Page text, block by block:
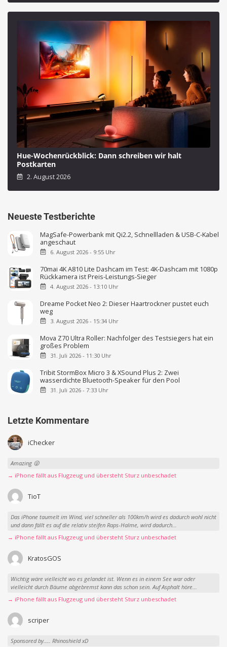
Hue-Wochenrückblick: Dann schreiben wir halt
Postkarten
2. August 2026
Neueste Testberichte
MagSafe-Powerbank mit Qi2.2, Schnellladen & USB-C-Kabel
angeschaut
6. August 2026 - 9:55 Uhr
70mai 4K A810 Lite Dashcam im Test: 4K-Dashcam mit 1080p
Rückkamera ist Preis-Leistungs-Sieger
4. August 2026 - 13:10 Uhr
Dreame Pocket Neo 2: Dieser Haartrockner pustet euch
weg
3. August 2026 - 15:34 Uhr
Mova Z70 Ultra Roller: Nachfolger des Testsiegers hat ein
großes Problem
31. Juli 2026 - 11:30 Uhr
Tribit StormBox Micro 3 & XSound Plus 2: Zwei
wasserdichte Bluetooth-Speaker für den Pool
31. Juli 2026 - 7:33 Uhr
Letzte Kommentare
iChecker
Amazing 😜
→ iPhone fällt aus Flugzeug und übersteht Sturz unbeschadet
TioT
Das iPhone taumelt im Wind, viel schneller als 100km/h wird es dadurch wohl nicht
und dann fällt es auf die relativ steifen Raps-Halme, wird dadurch...
→ iPhone fällt aus Flugzeug und übersteht Sturz unbeschadet
KratosGOS
Wichtig wäre vielleicht wo es gelandet ist. Wenn es in einem See war oder
vielleicht durch Bäume abgebremst kann das schon sein. Auf Asphalt höre...
→ iPhone fällt aus Flugzeug und übersteht Sturz unbeschadet
scriper
Sponsored by….. Rhinoshield xD